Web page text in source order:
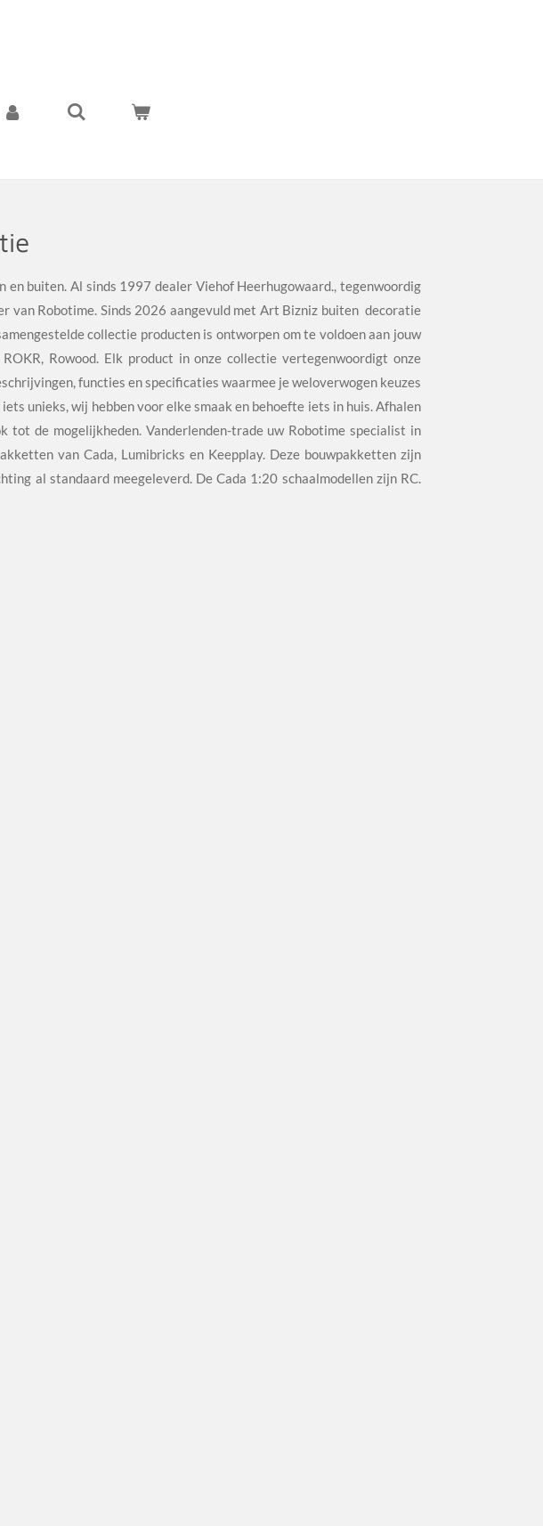
en buiten. Al sinds 1997 dealer Viehof Heerhugowaard., tegenwoordig
van Robotime. Sinds 2026 aangevuld met Art Bizniz buiten decoratie
collectie producten is ontworpen om te voldoen aan jouw
Rowood. Elk product in onze collectie vertegenwoordigt onze
functies en specificaties waarmee je weloverwogen keuzes
unieks, wij hebben voor elke smaak en behoefte iets in huis. Afhalen
de mogelijkheden. Vanderlenden-trade uw Robotime specialist in
van Cada, Lumibricks en Keepplay. Deze bouwpakketten zijn
al standaard meegeleverd. De Cada 1:20 schaalmodellen zijn RC.